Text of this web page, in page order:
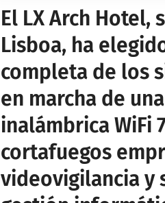
El LX Arch Hotel,
Lisboa, ha
completa de los
en marcha de
inalámbrica WiFi
cortafuegos
videovigilancia y